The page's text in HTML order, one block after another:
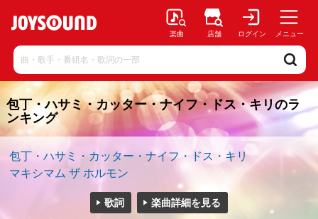
楽曲 店舗 ログイン メニュー
包丁・ハサミ・カッター・ナイフ・ドス・キリのラ
ンキング
包丁・ハサミ・カッター・ナイフ・ドス・キリ
マキシマム ザ ホルモン
歌詞 楽曲詳細を見る